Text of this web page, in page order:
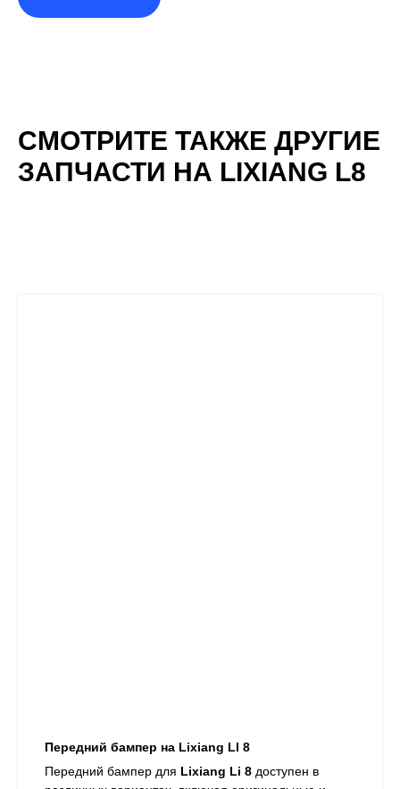
СМОТРИТЕ ТАКЖЕ ДРУГИЕ
ЗАПЧАСТИ НА LIXIANG L8
Передний бампер на Lixiang LI 8
Передний бампер для Lixiang Li 8 доступен в